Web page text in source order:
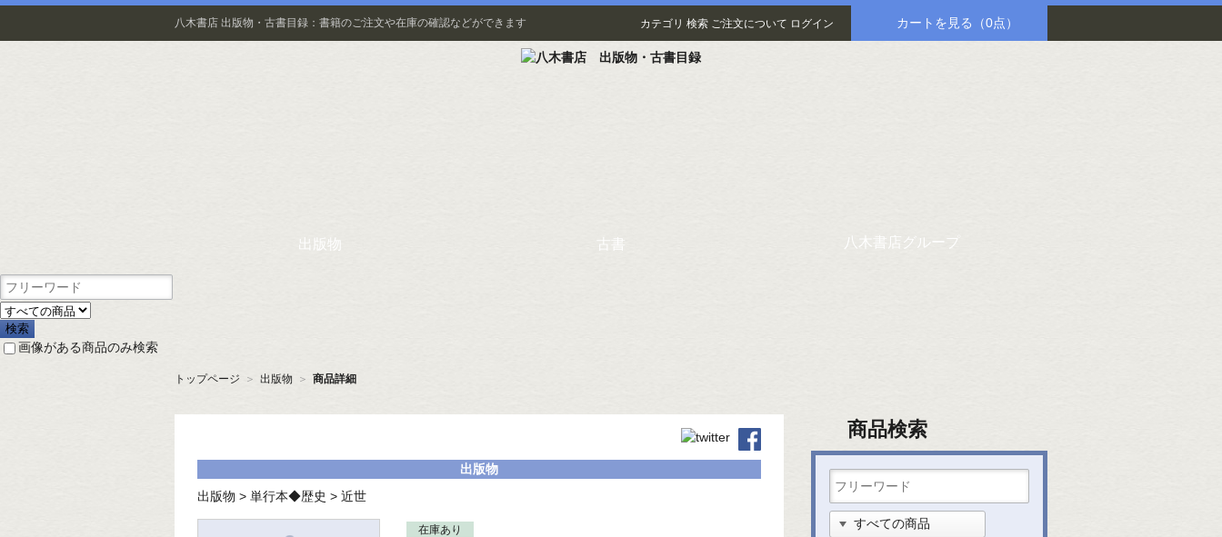
八木書店 出版物・古書目録：書籍のご注文や在庫の確認などができます カテゴリ 検索 ご注文について ログイン カートを見る （0点）
出版物 古書 八木書店グループ
画像がある商品のみ検索
トップページ ＞ 出版物 ＞ 商品詳細
出版物
出版物 > 単行本◆歴史 > 近世
在庫あり
商品検索